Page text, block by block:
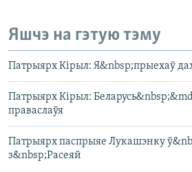
Яшчэ на гэтую тэму
Патрыярх Кірыл: Я&nbsp;прыехаў
Патрыярх Кірыл:
праваслаўя
Патрыярх паспрыяе Лукашэнку
з&nbsp;Расеяй